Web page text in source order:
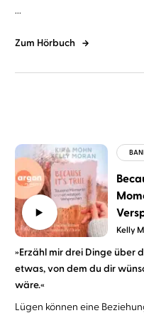
...
Zum Hörbuch
Kelly
»Erzähl mir drei Dinge über
etwas, von dem du dir
wäre.«
Lügen können eine